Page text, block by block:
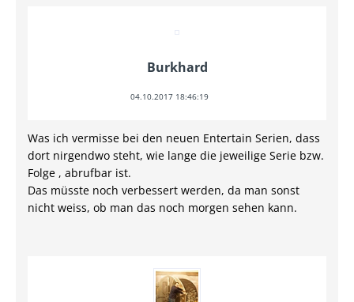
Burkhard
04.10.2017 18:46:19
Was ich vermisse bei den neuen Entertain Serien, dass
dort nirgendwo steht, wie lange die jeweilige Serie bzw.
Folge , abrufbar ist.
Das müsste noch verbessert werden, da man sonst
nicht weiss, ob man das noch morgen sehen kann.